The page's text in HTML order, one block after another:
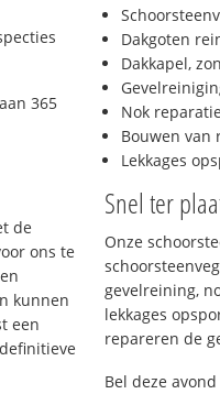
365
de
ons te
kunnen
een
Dakgoten
Dakkapel,
Nok
Bouwen van
Lekkages
Snel ter
Onze
gevelreining,
lekkages
repareren de
Bel deze